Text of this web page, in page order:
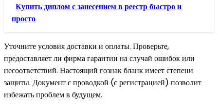
Купить диплом с занесением в реестр быстро и
просто
Уточните условия доставки и оплаты. Проверьте,
предоставляет ли фирма гарантии на случай ошибок или
несоответствий. Настоящий гознак бланк имеет степени
защиты. Документ с проводкой (с регистрацией) позволит
избежать проблем в будущем.